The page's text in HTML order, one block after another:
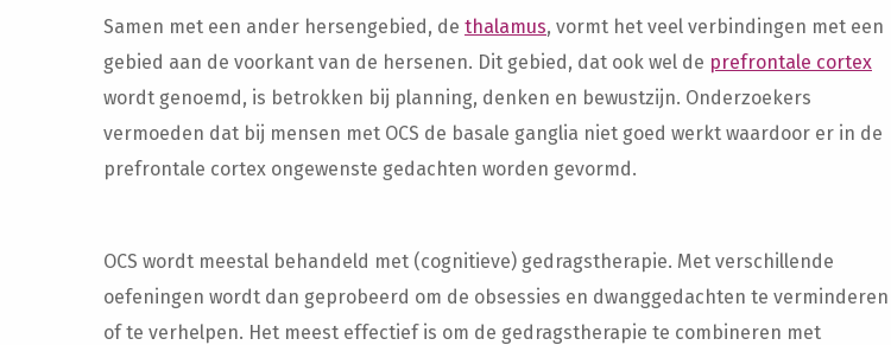
Samen met een ander hersengebied, de thalamus, vormt het veel verbindingen met een
gebied aan de voorkant van de hersenen. Dit gebied, dat ook wel de prefrontale cortex
wordt genoemd, is betrokken bij planning, denken en bewustzijn. Onderzoekers
vermoeden dat bij mensen met OCS de basale ganglia niet goed werkt waardoor er in de
prefrontale cortex ongewenste gedachten worden gevormd.
OCS wordt meestal behandeld met (cognitieve) gedragstherapie. Met verschillende
oefeningen wordt dan geprobeerd om de obsessies en dwanggedachten te verminderen
of te verhelpen. Het meest effectief is om de gedragstherapie te combineren met